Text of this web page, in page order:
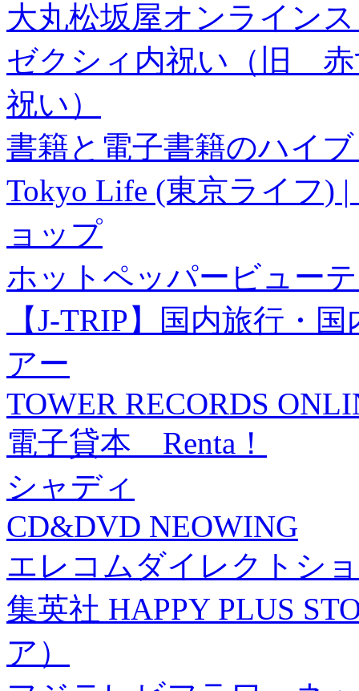
大丸松坂屋オンライン
ゼクシィ内祝い（旧 赤
祝い）
書籍と電子書籍のハイ
Tokyo Life (東京ライフ)
ョップ
ホットペッパービュー
【J-TRIP】国内旅行・
アー
TOWER RECORDS
電子貸本 Renta！
シャディ
CD&DVD NEOWING
エレコムダイレクトシ
集英社 HAPPY PLUS
ア）